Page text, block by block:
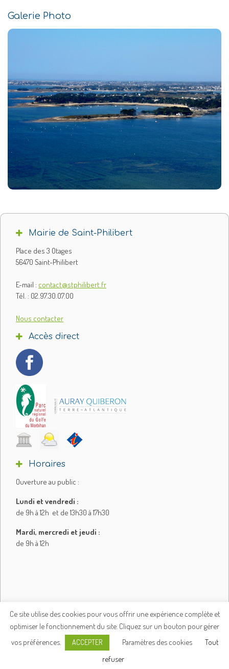
Galerie Photo
Mairie de Saint-Philibert
Place des 3 Otages
56470 Saint-Philibert
E-mail : contact@stphilibert.fr
Tél. : 02.97.30.07.00
Nous contacter
Accès direct
Horaires
Ouverture au public :
Lundi et vendredi :
de 9h à 12h et de 13h30 à 17h30
Mardi, mercredi et jeudi :
de 9h à 12h
Plan du site
Mentions légales
Politique de confidentialité
Ce site utilise des cookies pour vous offrir une expérience complète et
optimiser le fonctionnement du site. Cliquez sur un bouton pour gérer
vos préférences.
ACCEPTER Paramètres des cookies
Tout
refuser